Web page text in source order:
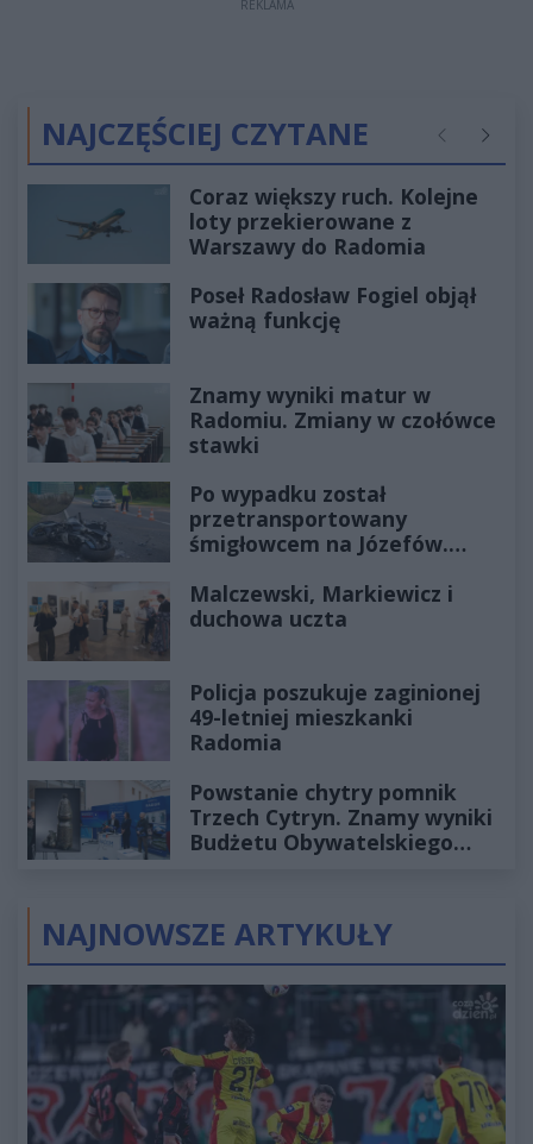
REKLAMA
NAJCZĘŚCIEJ CZYTANE Poprzednie
Coraz większy ruch. Kolejne
loty przekierowane z
Warszawy do Radomia
Poseł Radosław Fogiel objął
ważną funkcję
Znamy wyniki matur w
Radomiu. Zmiany w czołówce
stawki
Po wypadku został
przetransportowany
śmigłowcem na Józefów.
Malczewski, Markiewicz i
duchowa uczta
Policja poszukuje zaginionej
49-letniej mieszkanki
Radomia
Powstanie chytry pomnik
Trzech Cytryn. Znamy wyniki
Budżetu Obywatelskiego
NAJNOWSZE ARTYKUŁY